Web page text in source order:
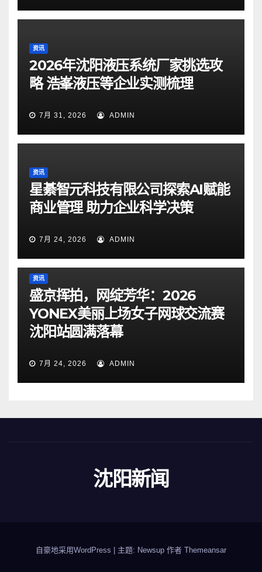
资讯
2026年沈阳液压系统厂家挑选攻
略 浩峯液压等企业实测梳理
7月 31, 2026 ADMIN
资讯
星綦智元科技有限公司探索AI赋能
商业管理 助力企业科学决策
7月 24, 2026 ADMIN
资讯
盛京挥拍，网绽芳华：2026
YONEX美丽上场女子网球交流赛
沈阳站圆满落幕
7月 24, 2026 ADMIN
沈阳新闻
自豪地采用WordPress 主题: Newsup 作者 Themeansar